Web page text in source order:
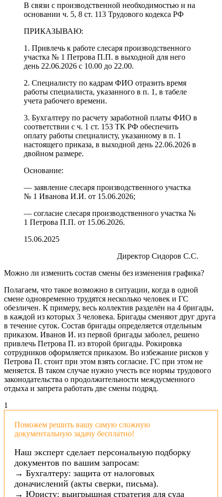
В связи с производственной необходимостью и на
основании ч. 5, 8 ст. 113 Трудового кодекса РФ
ПРИКАЗЫВАЮ:
1. Привлечь к работе слесаря производственного
участка № 1 Петрова П.П. в выходной для него
день 22.06.2026 с 10.00 до 22.00.
2. Специалисту по кадрам ФИО отразить время
работы специалиста, указанного в п. 1, в табеле
учета рабочего времени.
3. Бухгалтеру по расчету заработной платы ФИО в
соответствии с ч. 1 ст. 153 ТК РФ обеспечить
оплату работы специалисту, указанному в п. 1
настоящего приказа, в выходной день 22.06.2026 в
двойном размере.
Основание:
— заявление слесаря производственного участка
№ 1 Иванова И.И. от 15.06.2026;
— согласие слесаря производственного участка №
1 Петрова П.П. от 15.06.2026.
15.06.2025
Директор Сидоров С.С.
Можно ли изменить состав смены без изменения графика?
Полагаем, что такое возможно в ситуации, когда в одной
смене одновременно трудятся несколько человек и ГС
обезличен. К примеру, весь коллектив разделён на 4 бригады,
в каждой из которых 3 человека. Бригады сменяют друг друга
в течение суток. Состав бригады определяется отдельным
приказом. Иванов И. из первой бригады заболел, решено
привлечь Петрова П. из второй бригады. Рокировка
сотрудников оформляется приказом. Во избежание рисков у
Петрова П. стоит при этом взять согласие. ГС при этом не
меняется. В таком случае нужно учесть все нормы трудового
законодательства о продолжительности междусменного
отдыха и запрета работать две смены подряд.
1
Поможем решить вашу самую сложную
документальную задачу бесплатно!
Наш эксперт сделает персональную подборку
документов по вашим запросам:
→ Бухгалтеру: защита от налоговых
доначислений (акты сверки, письма).
→ Юристу: выигрышная стратегия для суда